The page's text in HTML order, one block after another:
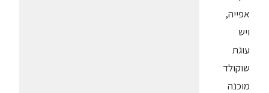
אפייה,
ויש
עוגת
שוקולד
מוכנה